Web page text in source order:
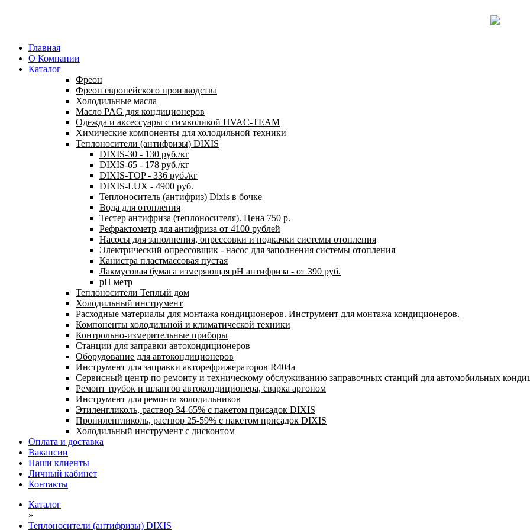
Главная
О Компании
Каталог
Фреон
Фреон европейского производства
Холодильные масла
Масло PAG для кондиционеров
Одежда и аксессуары с символикой HVAC-TEAM
Химические компоненты для холодильной техники
Теплоносители (антифризы) DIXIS
DIXIS-30 - 130 руб./кг
DIXIS-65 - 178 руб./кг
DIXIS-ТОP - 336 руб./кг
DIXIS-LUX - 4900 руб.
Теплоноситель (антифриз) Dixis в бочке
Вода для отопления
Тестер антифриза (теплоносителя). Цена 750 р.
Рефрактометр для антифриза от 4100 рублей
Насосы для заполнения, опрессовки и подкачки системы отопления
Электрический опрессовщик - насос для заполнения системы отопления
Канистра пластмассовая пустая
Лакмусовая бумага измеряющая pH антифриза - от 390 руб.
pH метр
Теплоносители Теплый дом
Холодильный инструмент
Расходные материалы для монтажа кондиционеров. Инструмент для монтажа кондиционеров.
Компоненты холодильной и климатической техники
Контрольно-измерительные приборы
Станции для заправки автокондиционеров
Оборудование для автокондиционеров
Инструмент для заправки авторефрижераторов R404a
Сервисный центр по ремонту и техническому обслуживанию заправочных станций для автомобильных
Ремонт трубок и шлангов автокондиционера, сварка аргоном
Инструмент для ремонта холодильников
Этиленгликоль, раствор 34-65% с пакетом присадок DIXIS
Пропиленгликоль, раствор 25-59% с пакетом присадок DIXIS
Холодильный инструмент с дисконтом
Оплата и доставка
Вакансии
Наши клиенты
Личный кабинет
Контакты
Каталог
»
Теплоносители (антифризы) DIXIS